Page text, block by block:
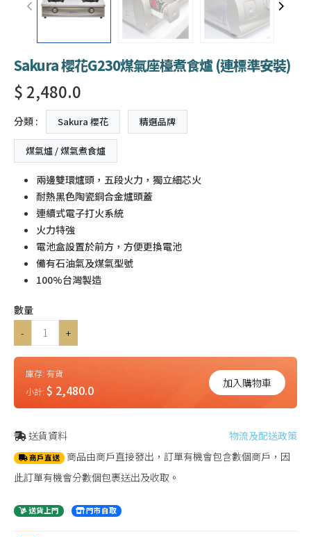
Sakura 櫻花G230煤氣座檯煮食爐 (連標準安裝)
$ 2,480.0
分類 : Sakura 櫻花 精選品牌
煤氣爐 / 煤氣煮食爐
兩邊雙環爐頭，五段火力，獨立細芯火
耐熱黑色陶瓷銅合金爐頭蓋
連續式電子打火系統
火力特強
電池盒設置於前方，方便更換電池
備有石油氣及煤氣型號
100%台灣製造
數量
-
+
庫存: 有貨
小計: $ 2,480.0 加入購物車
送貨資料 物流及配送政策
商戶直送 商品由商戶直接發出，訂單有機會包含數個商戶，因
此訂單有機會分數個包裹送出及收取。
送貨上門 門市自取